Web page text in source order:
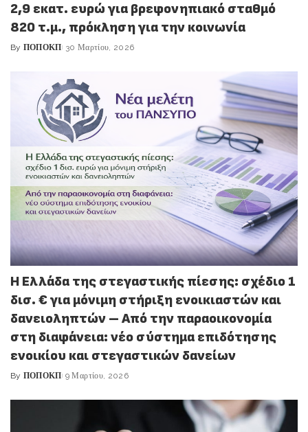
2,9 εκατ. ευρώ για βρεφονηπιακό σταθμό
820 τ.μ., πρόκληση για την κοινωνία
Posted
By ΠΟΠΟΚΠ 30 Μαρτίου, 2026
Η Ελλάδα της στεγαστικής πίεσης: σχέδιο 1
δισ. € για μόνιμη στήριξη ενοικιαστών και
δανειοληπτών – Από την παραοικονομία
στη διαφάνεια: νέο σύστημα επιδότησης
ενοικίου και στεγαστικών δανείων
Posted
By ΠΟΠΟΚΠ 9 Μαρτίου, 2026